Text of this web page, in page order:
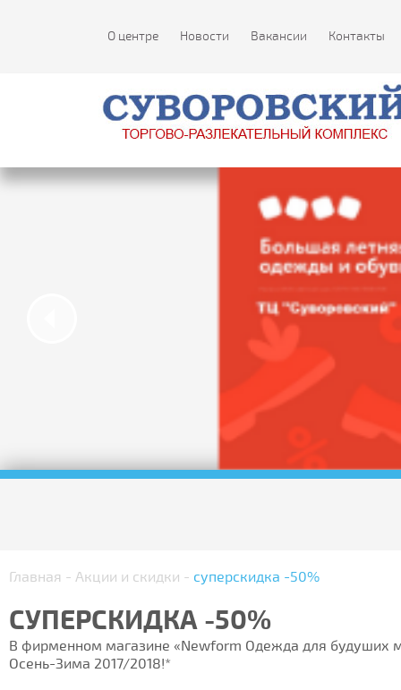
О центре Новости Вакансии Контакты
Главная - Акции и скидки - суперскидка -50%
СУПЕРСКИДКА -50%
В фирменном магазине «Newform Одежда для
Осень-Зима 2017/2018!*